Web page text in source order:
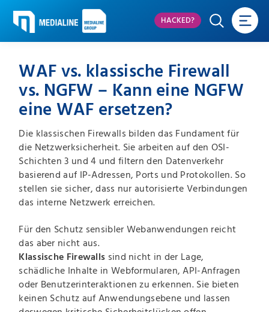
HACKED?
WAF vs. klassische Firewall
vs. NGFW – Kann eine NGFW
eine WAF ersetzen?
Die klassischen Firewalls bilden das Fundament für
die Netzwerksicherheit. Sie arbeiten auf den OSI-
Schichten 3 und 4 und filtern den Datenverkehr
basierend auf IP-Adressen, Ports und Protokollen. So
stellen sie sicher, dass nur autorisierte Verbindungen
das interne Netzwerk erreichen.
Für den Schutz sensibler Webanwendungen reicht
das aber nicht aus.
Klassische Firewalls sind nicht in der Lage,
schädliche Inhalte in Webformularen, API-Anfragen
oder Benutzerinteraktionen zu erkennen. Sie bieten
keinen Schutz auf Anwendungsebene und lassen